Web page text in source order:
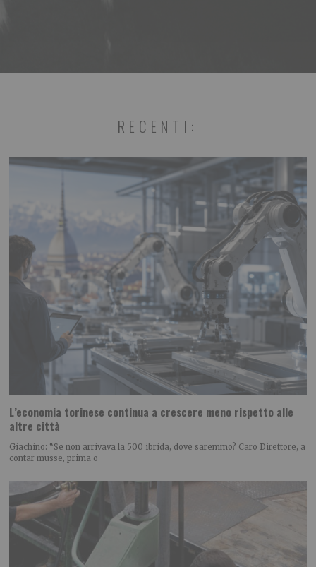
RECENTI:
L’economia torinese continua a crescere meno rispetto alle
altre città
Giachino: “Se non arrivava la 500 ibrida, dove saremmo? Caro Direttore, a
contar musse, prima o